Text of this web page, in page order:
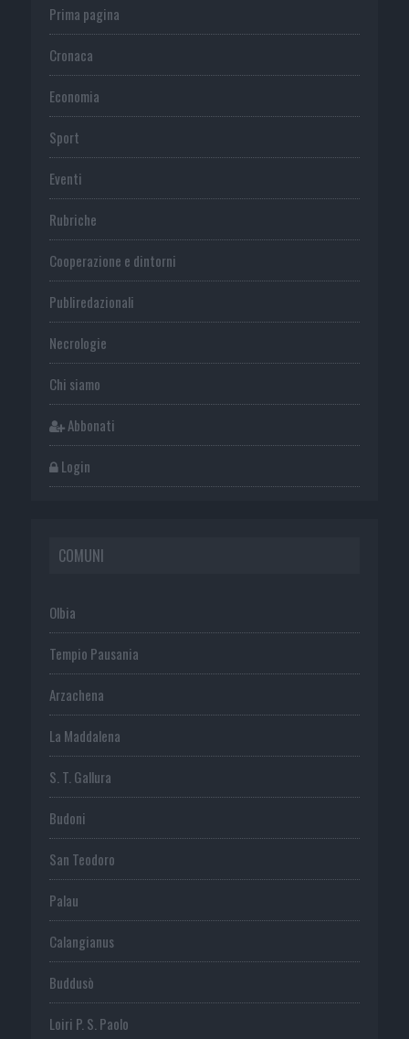
Prima pagina
Cronaca
Economia
Sport
Eventi
Rubriche
Cooperazione e dintorni
Publiredazionali
Necrologie
Chi siamo
Abbonati
Login
COMUNI
Olbia
Tempio Pausania
Arzachena
La Maddalena
S. T. Gallura
Budoni
San Teodoro
Palau
Calangianus
Buddusò
Loiri P. S. Paolo